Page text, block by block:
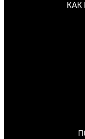
КАК